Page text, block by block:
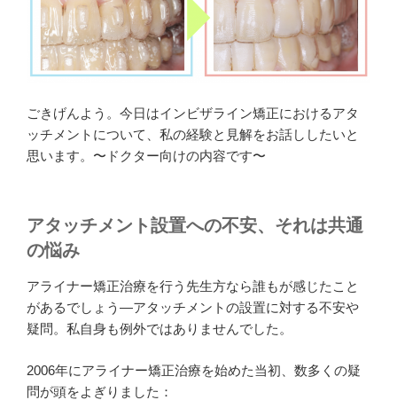
ごきげんよう。今日はインビザライン矯正におけるアタ
ッチメントについて、私の経験と見解をお話ししたいと
思います。〜ドクター向けの内容です〜
アタッチメント設置への不安、それは共通
の悩み
アライナー矯正治療を行う先生方なら誰もが感じたこと
があるでしょう—アタッチメントの設置に対する不安や
疑問。私自身も例外ではありませんでした。
2006年にアライナー矯正治療を始めた当初、数多くの疑
問が頭をよぎりました：